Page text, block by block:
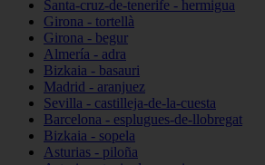
Santa-cruz-de-tenerife - hermigua
Girona - tortellà
Girona - begur
Almería - adra
Bizkaia - basauri
Madrid - aranjuez
Sevilla - castilleja-de-la-cuesta
Barcelona - esplugues-de-llobregat
Bizkaia - sopela
Asturias - piloña